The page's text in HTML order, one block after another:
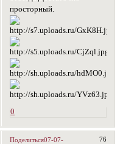
просторный.
0
Поделиться 76
07-07-